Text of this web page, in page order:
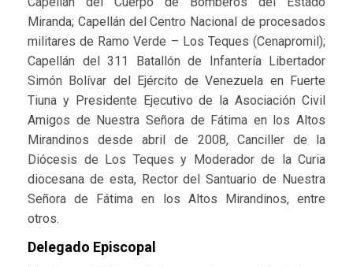
Miranda; Capellán del Centro Nacional de procesados
militares de Ramo Verde – Los Teques (Cenapromil);
Capellán del 311 Batallón de Infantería Libertador
Simón Bolívar del Ejército de Venezuela en Fuerte
Tiuna y Presidente Ejecutivo de la Asociación Civil
Amigos de Nuestra Señora de Fátima en los Altos
Mirandinos desde abril de 2008, Canciller de la
Diócesis de Los Teques y Moderador de la Curia
diocesana de esta, Rector del Santuario de Nuestra
Señora de Fátima en los Altos Mirandinos, entre
otros.
Delegado Episcopal